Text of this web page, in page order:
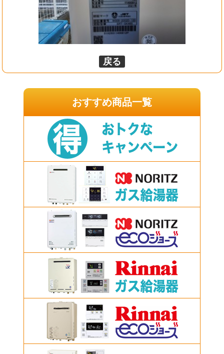
戻る
おすすめ商品一覧